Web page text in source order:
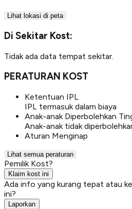
Lihat lokasi di peta
Di Sekitar Kost:
Tidak ada data tempat sekitar.
PERATURAN KOST
Ketentuan IPL
IPL termasuk dalam biaya
Anak-anak Diperbolehkan
Anak-anak tidak
Aturan Menginap
Lihat semua peraturan
Pemilik Kost?
Klaim kost ini
Ada info yang kurang tepat atau
ini?
Laporkan